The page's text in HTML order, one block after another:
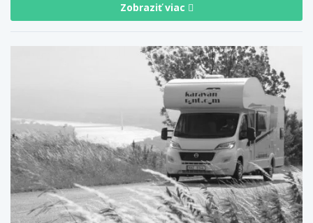
Zobraziť viac